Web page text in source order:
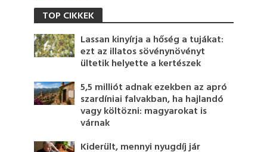
TOP CIKKEK
Lassan kinyírja a hőség a tujákat:
ezt az illatos sövénynövényt
ültetik helyette a kertészek
5,5 milliót adnak ezekben az apró
szardíniai falvakban, ha hajlandó
vagy költözni: magyarokat is
várnak
Kiderült, mennyi nyugdíj jár